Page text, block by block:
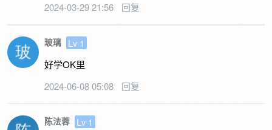
2024-03-29 21:56
回复
玻璃
Lv 1
好学OK里
2024-06-08 05:08
回复
陈法蓉 Lv 1